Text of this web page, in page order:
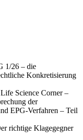
1/26 – die
Konkretisierung
Life Science Corner –
der
EPG-Verfahren – Teil
richtige Klagegegner